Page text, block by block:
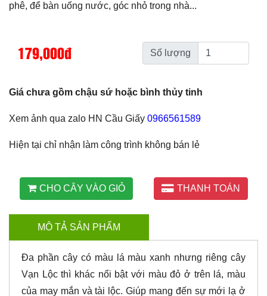
phê, để bàn uống nước, góc nhỏ trong nhà...
179,000đ Số lượng
Giá chưa gồm chậu sứ hoặc bình thủy tinh
Xem ảnh qua zalo HN Cầu Giấy 0966561589
Hiện tại chỉ nhận làm công trình không bán lẻ
CHO CÂY VÀO GIỎ THANH TOÁN
MÔ TẢ SẢN PHẨM
Đa phần cây có màu lá màu xanh nhưng riêng cây
Vạn Lộc thì khác nổi bật với màu đỏ ở trên lá, màu
của may mắn và tài lộc. Giúp mang đến sự mới lạ ở